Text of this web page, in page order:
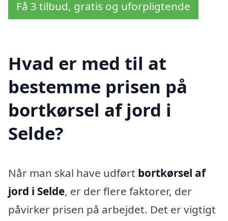
Få 3 tilbud, gratis og uforpligtende
Hvad er med til at
bestemme prisen på
bortkørsel af jord i
Selde?
Når man skal have udført bortkørsel af
jord i Selde, er der flere faktorer, der
påvirker prisen på arbejdet. Det er vigtigt